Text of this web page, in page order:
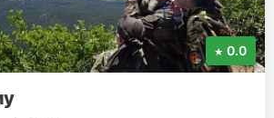
0.0